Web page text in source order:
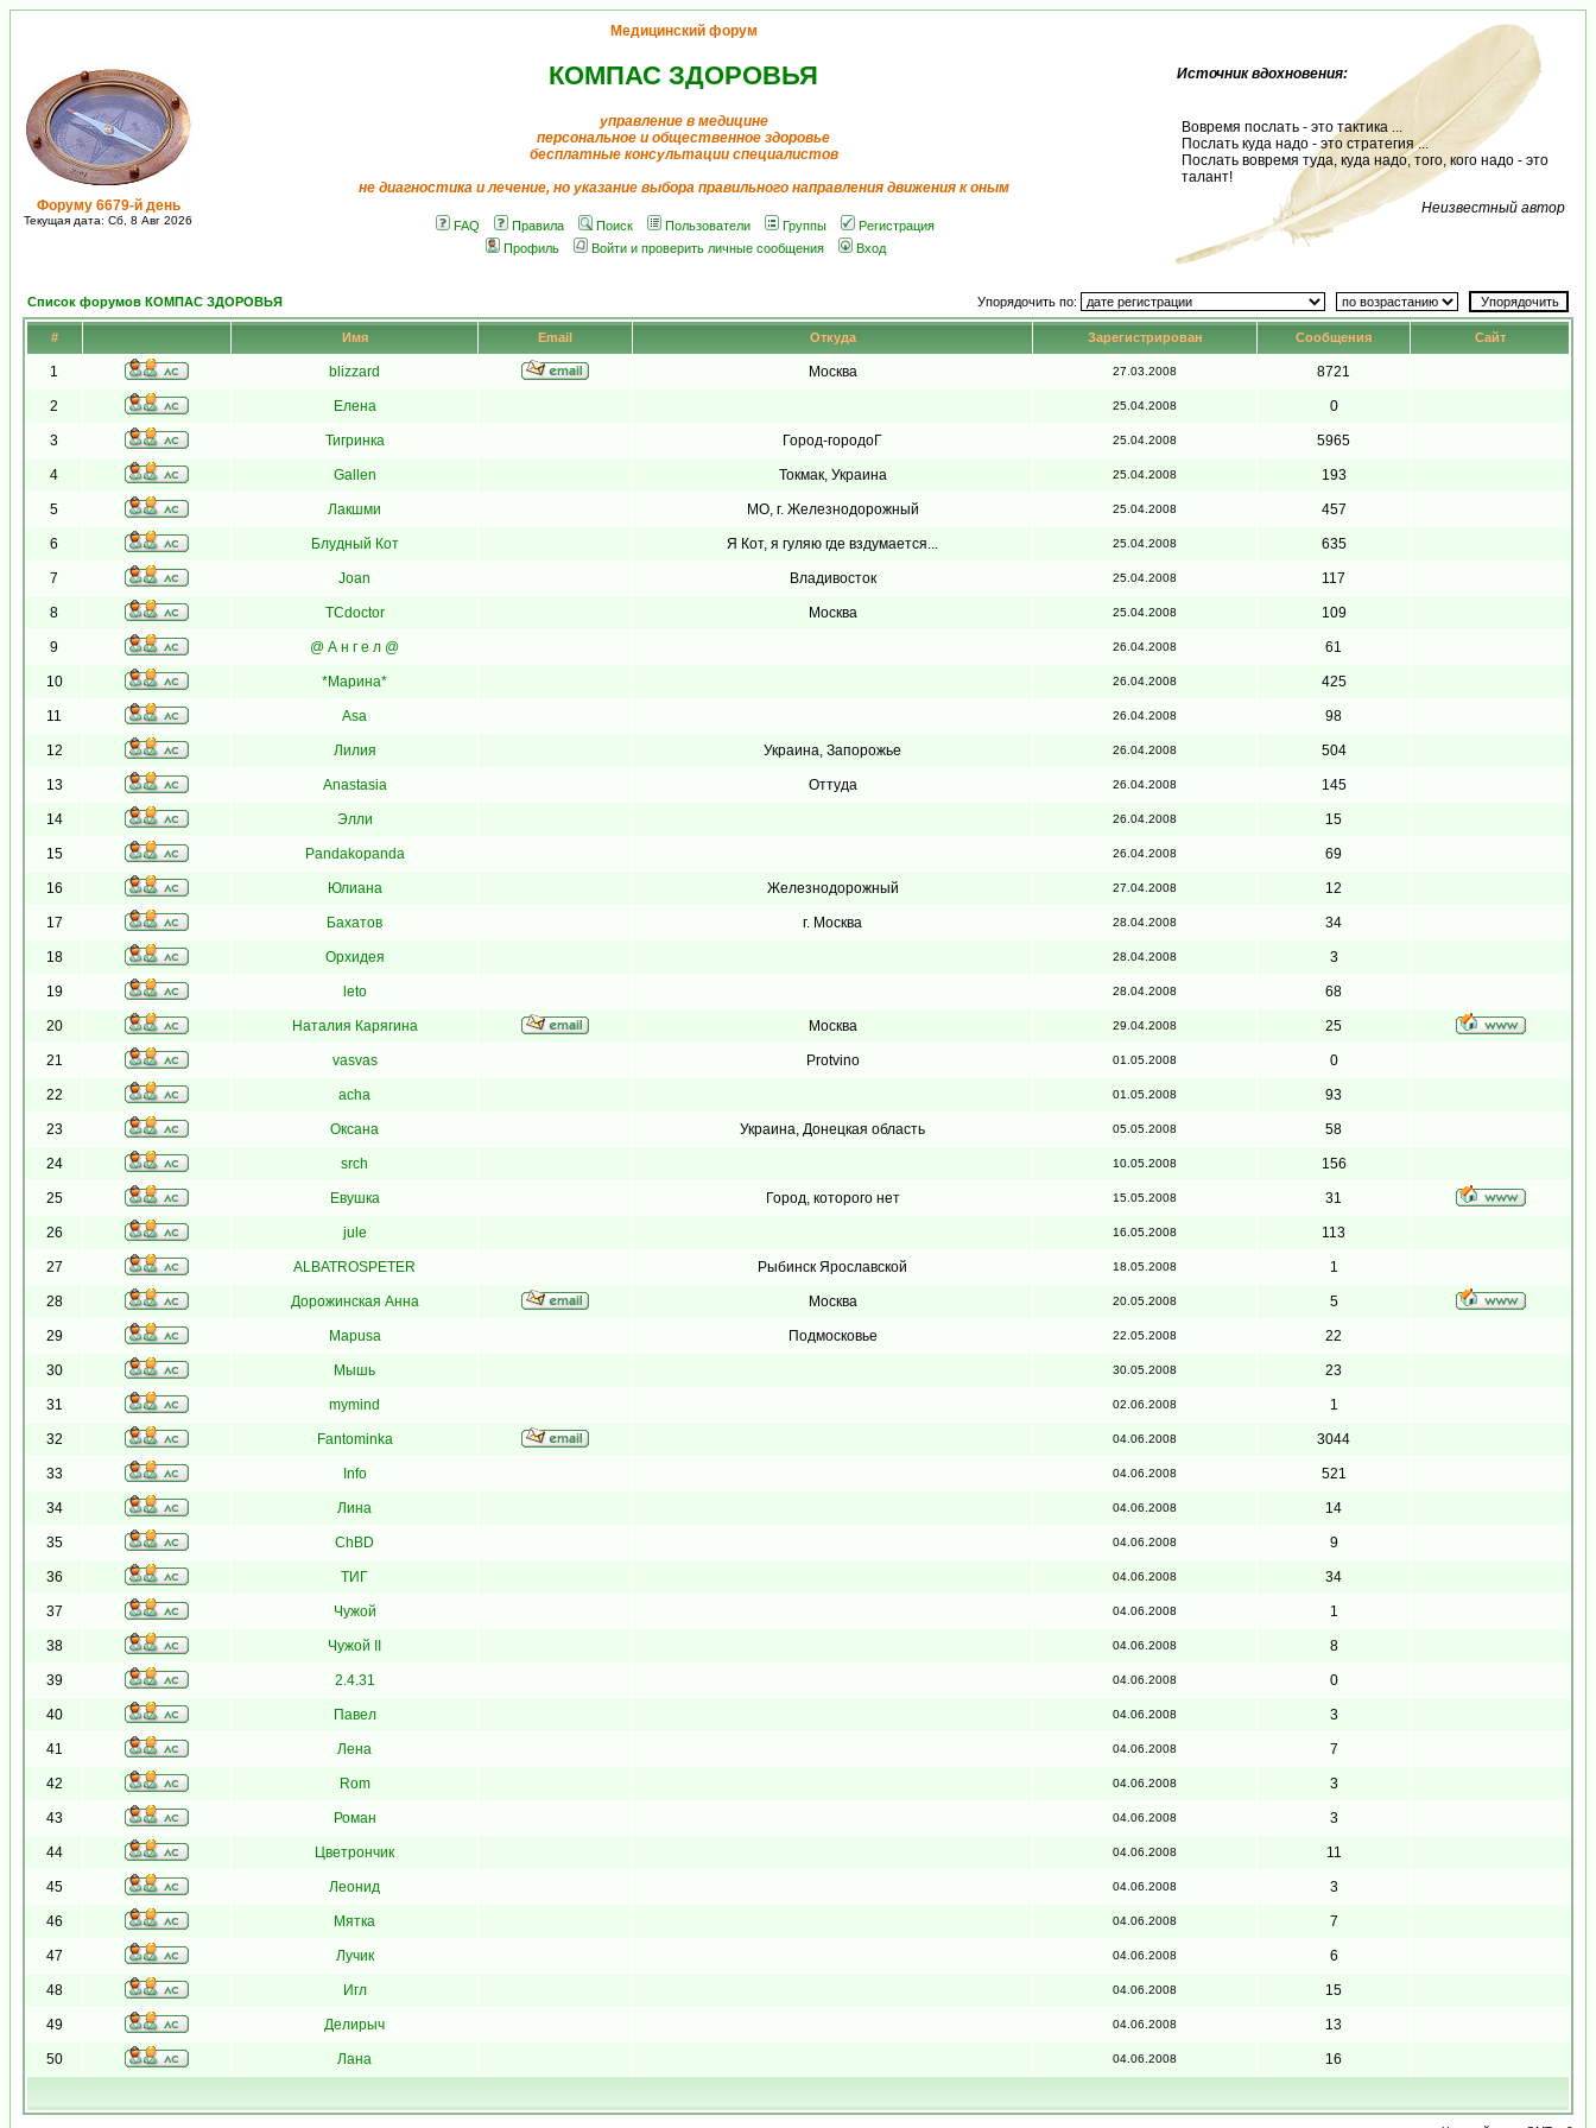
Форуму 6679-й день
Текущая дата: Сб, 8 Авг 2026
Медицинский форум
КОМПАС ЗДОРОВЬЯ
управление в медицине
персональное и общественное здоровье
бесплатные консультации специалистов
не диагностика и лечение, но указание выбора правильного направления движения к оным
FAQ Правила Поиск Пользователи Группы
Регистрация
Профиль
Войти и проверить личные сообщения Вход
Источник вдохновения:
Вовремя послать - это тактика ...
Послать куда надо - это стратегия ...
Послать вовремя туда, куда надо, того, кого надо - это
талант!
Неизвестный автор
Список форумов КОМПАС ЗДОРОВЬЯ Упорядочить по:
# Имя Email Откуда Зарегистрирован Сообщения Сайт
1 blizzard Москва 27.03.2008 8721
2 Елена 25.04.2008 0
3 Тигринка Город-городоГ 25.04.2008 5965
4 Gallen Токмак, Украина 25.04.2008 193
5 Лакшми МО, г. Железнодорожный 25.04.2008 457
6 Блудный Кот Я Кот, я гуляю где вздумается... 25.04.2008 635
7 Joan Владивосток 25.04.2008 117
8 TCdoctor Москва 25.04.2008 109
9 @ А н г е л @ 26.04.2008 61
10 *Марина* 26.04.2008 425
11 Asa 26.04.2008 98
12 Лилия Украина, Запорожье 26.04.2008 504
13 Anastasia Оттуда 26.04.2008 145
14 Элли 26.04.2008 15
15 Pandakopanda 26.04.2008 69
16 Юлиана Железнодорожный 27.04.2008 12
17 Бахатов г. Москва 28.04.2008 34
18 Орхидея 28.04.2008 3
19 leto 28.04.2008 68
20 Наталия Карягина Москва 29.04.2008 25
21 vasvas Protvino 01.05.2008 0
22 acha 01.05.2008 93
23 Оксана Украина, Донецкая область 05.05.2008 58
24 srch 10.05.2008 156
25 Евушка Город, которого нет 15.05.2008 31
26 jule 16.05.2008 113
27 ALBATROSPETER Рыбинск Ярославской 18.05.2008 1
28 Дорожинская Анна Москва 20.05.2008 5
29 Mapusa Подмосковье 22.05.2008 22
30 Мышь 30.05.2008 23
31 mymind 02.06.2008 1
32 Fantominka 04.06.2008 3044
33 Info 04.06.2008 521
34 Лина 04.06.2008 14
35 ChBD 04.06.2008 9
36 ТИГ 04.06.2008 34
37 Чужой 04.06.2008 1
38 Чужой II 04.06.2008 8
39 2.4.31 04.06.2008 0
40 Павел 04.06.2008 3
41 Лена 04.06.2008 7
42 Rom 04.06.2008 3
43 Роман 04.06.2008 3
44 Цветрончик 04.06.2008 11
45 Леонид 04.06.2008 3
46 Мятка 04.06.2008 7
47 Лучик 04.06.2008 6
48 Игл 04.06.2008 15
49 Делирыч 04.06.2008 13
50 Лана 04.06.2008 16